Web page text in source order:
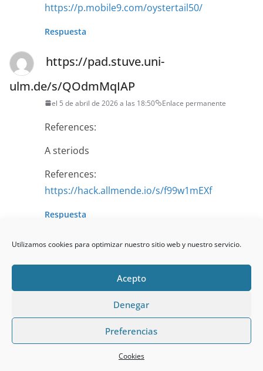
Utilizamos cookies para optimizar nuestro sitio web y nuestro servicio.
Acepto
Denegar
Preferencias
Cookies
https://p.mobile9.com/oystertail50/
Respuesta
https://pad.stuve.uni-
ulm.de/s/QOdmMqIAP
el 5 de abril de 2026 a las 18:50 Enlace permanente
References:
A steriods
References:
https://hack.allmende.io/s/f99w1mEXf
Respuesta
talentformation.net
el 6 de abril de 2026 a las 15:03 Enlace permanente
References:
Is it possible to get big without steroids
https://jobs.foodtechconnect.com/companies/